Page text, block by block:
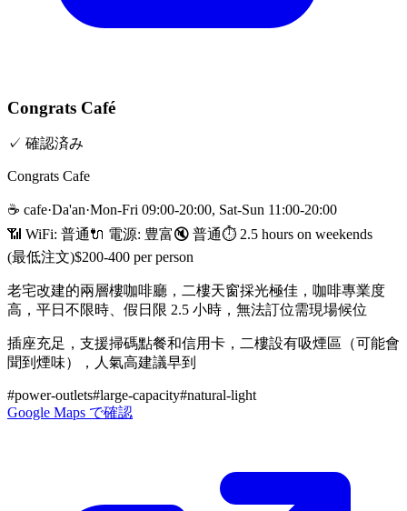
Congrats Café
✓ 確認済み
Congrats Cafe
☕ cafe·Da'an·Mon-Fri 09:00-20:00, Sat-Sun 11:00-20:00
📶 WiFi: 普通🔌 電源: 豊富🔇 普通⏱ 2.5 hours on weekends
(最低注文)$200-400 per person
老宅改建的兩層樓咖啡廳，二樓天窗採光極佳，咖啡專業度
高，平日不限時、假日限 2.5 小時，無法訂位需現場候位
插座充足，支援掃碼點餐和信用卡，二樓設有吸煙區（可能會
聞到煙味），人氣高建議早到
#power-outlets#large-capacity#natural-light
Google Maps で確認